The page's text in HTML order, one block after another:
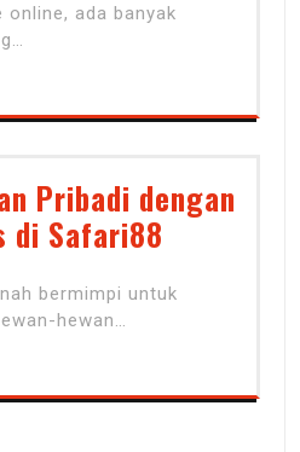
online, ada banyak
Pribadi dengan
di Safari88
bermimpi untuk
hewan…